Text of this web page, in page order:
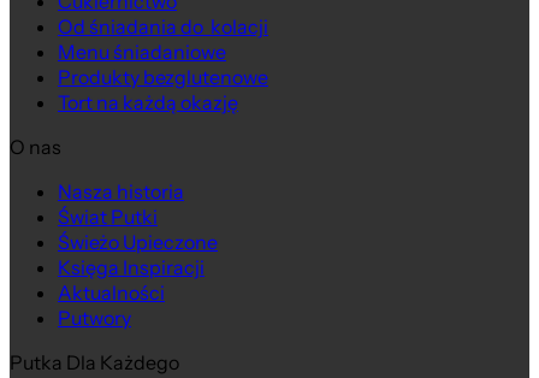
Od śniadania do kolacji
Menu śniadaniowe
Produkty bezglutenowe
Tort na każdą okazję
O nas
Nasza historia
Świat Putki
Świeżo Upieczone
Księga Inspiracji
Aktualności
Putwory
Putka Dla Każdego